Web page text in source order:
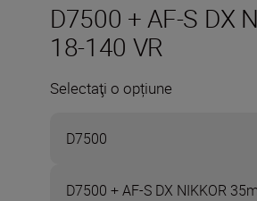
D7500 + AF-S DX
18-140 VR
Selectaţi o opțiune
D7500
D7500 + AF-S DX NIKKOR